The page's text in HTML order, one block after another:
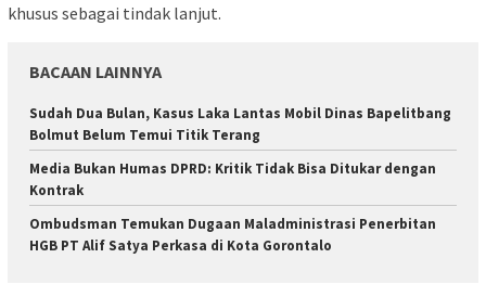
khusus sebagai tindak lanjut.
BACAAN LAINNYA
Sudah Dua Bulan, Kasus Laka Lantas Mobil Dinas Bapelitbang
Bolmut Belum Temui Titik Terang
Media Bukan Humas DPRD: Kritik Tidak Bisa Ditukar dengan
Kontrak
Ombudsman Temukan Dugaan Maladministrasi Penerbitan
HGB PT Alif Satya Perkasa di Kota Gorontalo